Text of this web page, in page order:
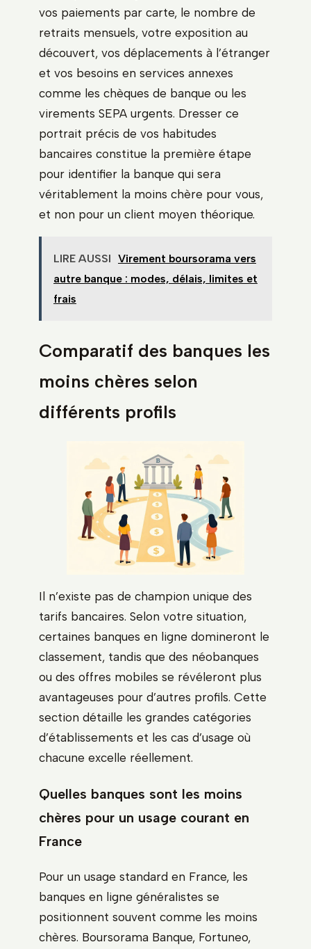
vos paiements par carte, le nombre de
retraits mensuels, votre exposition au
découvert, vos déplacements à l’étranger
et vos besoins en services annexes
comme les chèques de banque ou les
virements SEPA urgents. Dresser ce
portrait précis de vos habitudes
bancaires constitue la première étape
pour identifier la banque qui sera
véritablement la moins chère pour vous,
et non pour un client moyen théorique.
LIRE AUSSI Virement boursorama vers
autre banque : modes, délais, limites et
frais
Comparatif des banques les
moins chères selon
différents profils
Il n’existe pas de champion unique des
tarifs bancaires. Selon votre situation,
certaines banques en ligne domineront le
classement, tandis que des néobanques
ou des offres mobiles se révéleront plus
avantageuses pour d’autres profils. Cette
section détaille les grandes catégories
d’établissements et les cas d’usage où
chacune excelle réellement.
Quelles banques sont les moins
chères pour un usage courant en
France
Pour un usage standard en France, les
banques en ligne généralistes se
positionnent souvent comme les moins
chères. Boursorama Banque, Fortuneo,